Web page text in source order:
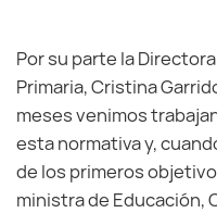
Por su parte la
Primaria, Cristina
meses venimos
esta normativa y,
de los primeros
ministra de Educación,